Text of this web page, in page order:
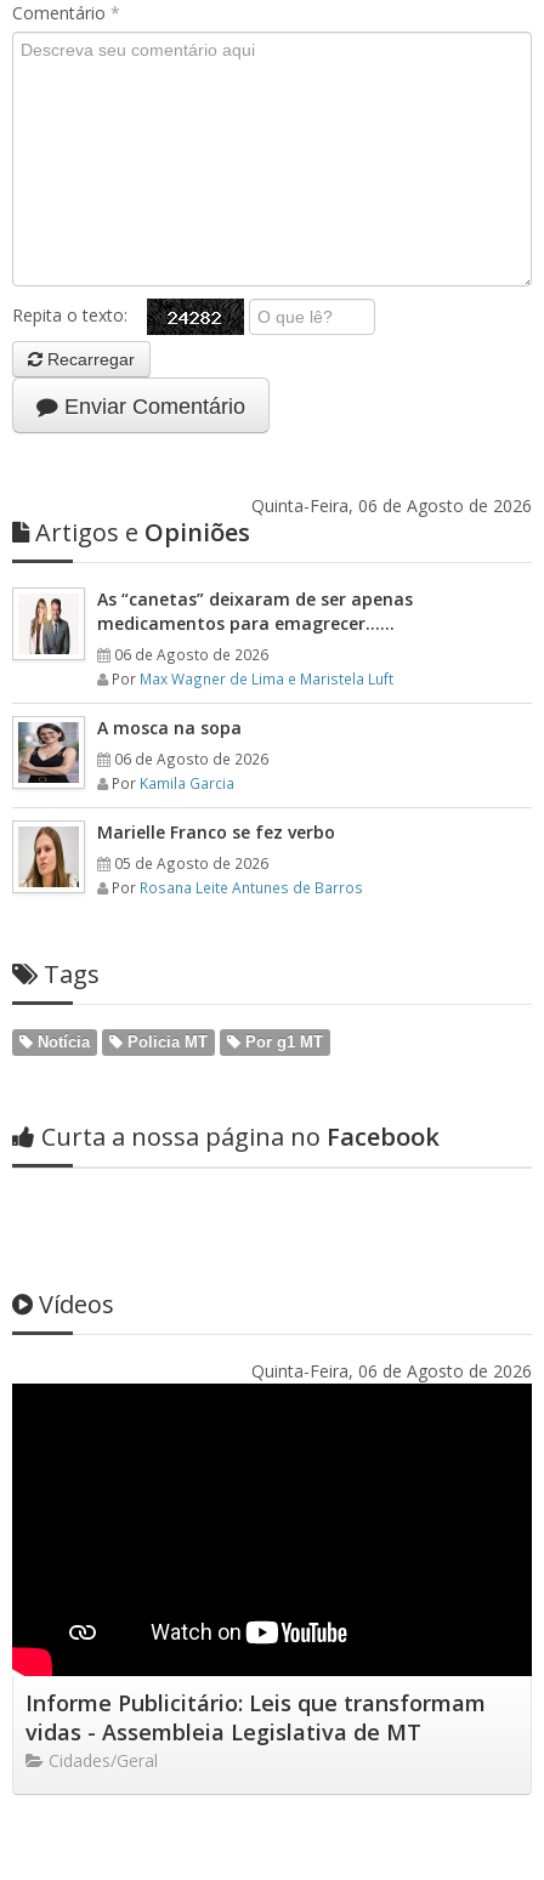
Comentário *
Repita o texto:
Recarregar
Enviar Comentário
Quinta-Feira, 06 de Agosto de 2026
Artigos e Opiniões
As “canetas” deixaram de ser apenas
medicamentos para emagrecer……
06 de Agosto de 2026
Por Max Wagner de Lima e Maristela Luft
A mosca na sopa
06 de Agosto de 2026
Por Kamila Garcia
Marielle Franco se fez verbo
05 de Agosto de 2026
Por Rosana Leite Antunes de Barros
Tags
Notícia Policia MT Por g1 MT
Curta a nossa página no Facebook
Vídeos
Quinta-Feira, 06 de Agosto de 2026
Informe Publicitário: Leis que transformam
vidas - Assembleia Legislativa de MT
Cidades/Geral